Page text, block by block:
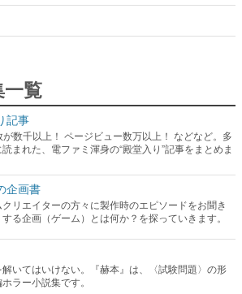
覧
読まれた、電ファミ渾身の“殿堂入り”記事をまとめま
企画書
リエイターの方々に製作時のエピソードをお聞き
する企画（ゲーム）とは何か？を探っていきます。
いてはいけない。『赫本』は、〈試験問題〉の形
ラー小説集です。
く
ジタルゲーム市場を担う若きクリエイター達の姿
のルーツと情熱を探っていきます。